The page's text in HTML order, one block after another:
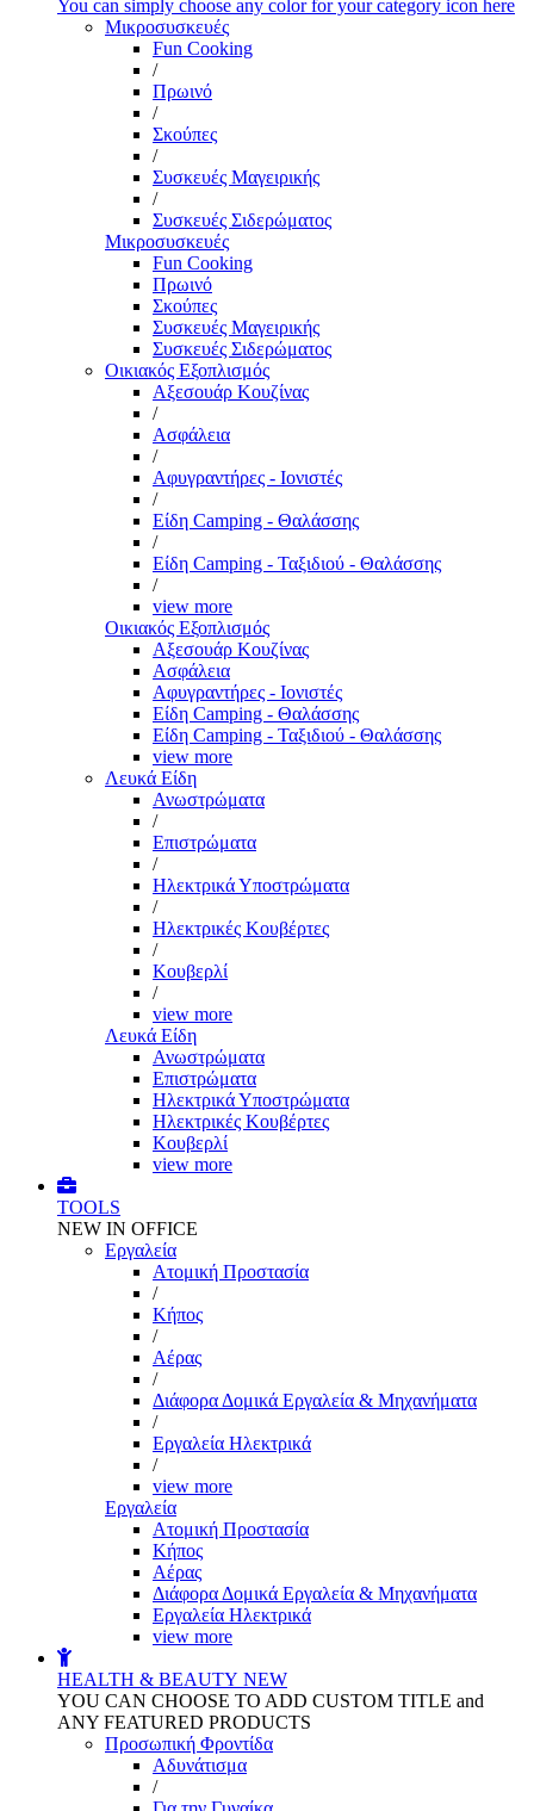
You can simply choose any color for your category icon here
Μικροσυσκευές
Fun Cooking
/
Πρωινό
/
Σκούπες
/
Συσκευές Μαγειρικής
/
Συσκευές Σιδερώματος
Μικροσυσκευές
Fun Cooking
Πρωινό
Σκούπες
Συσκευές Μαγειρικής
Συσκευές Σιδερώματος
Οικιακός Εξοπλισμός
Αξεσουάρ Κουζίνας
/
Ασφάλεια
/
Αφυγραντήρες - Ιονιστές
/
Είδη Camping - Θαλάσσης
/
Είδη Camping - Ταξιδιού - Θαλάσσης
/
view more
Οικιακός Εξοπλισμός
Αξεσουάρ Κουζίνας
Ασφάλεια
Αφυγραντήρες - Ιονιστές
Είδη Camping - Θαλάσσης
Είδη Camping - Ταξιδιού - Θαλάσσης
view more
Λευκά Είδη
Ανωστρώματα
/
Επιστρώματα
/
Ηλεκτρικά Υποστρώματα
/
Ηλεκτρικές Κουβέρτες
/
Κουβερλί
/
view more
Λευκά Είδη
Ανωστρώματα
Επιστρώματα
Ηλεκτρικά Υποστρώματα
Ηλεκτρικές Κουβέρτες
Κουβερλί
view more
TOOLS
NEW IN OFFICE
Εργαλεία
Aτομική Προστασία
/
Kήπος
/
Αέρας
/
Διάφορα Δομικά Εργαλεία & Μηχανήματα
/
Εργαλεία Ηλεκτρικά
/
view more
Εργαλεία
Aτομική Προστασία
Kήπος
Αέρας
Διάφορα Δομικά Εργαλεία & Μηχανήματα
Εργαλεία Ηλεκτρικά
view more
HEALTH & BEAUTY NEW
YOU CAN CHOOSE TO ADD CUSTOM TITLE and
ANY FEATURED PRODUCTS
Προσωπική Φροντίδα
Αδυνάτισμα
/